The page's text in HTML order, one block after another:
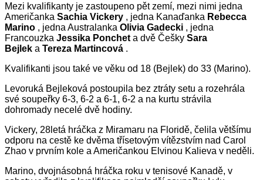
Mezi kvalifikanty je zastoupeno pět zemí, mezi nimi jedna
Američanka Sachia Vickery , jedna Kanaďanka Rebecca
Marino , jedna Australanka Olivia Gadecki , jedna
Francouzka Jessika Ponchet a dvě Češky Sara
Bejlek a Tereza Martincová .
Kvalifikanti jsou také ve věku od 18 (Bejlek) do 33 (Marino).
Levoruká Bejleková postoupila bez ztráty setu a rozehrála
své soupeřky 6-3, 6-2 a 6-1, 6-2 a na kurtu strávila
dohromady necelé dvě hodiny.
Vickery, 28letá hráčka z Miramaru na Floridě, čelila většímu
odporu na cestě ke dvěma třísetovým vítězstvím nad Carol
Zhao v prvním kole a Američankou Elvinou Kalieva v neděli.
Marino, dvojnásobná hráčka roku v tenisové Kanadě, v